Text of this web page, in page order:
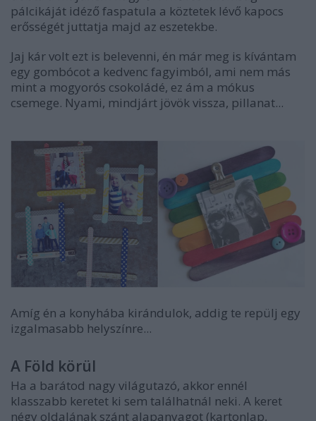
pálcikáját idéző faspatula a köztetek lévő kapocs
erősségét juttatja majd az eszetekbe.
Jaj kár volt ezt is belevenni, én már meg is kívántam
egy gombócot a kedvenc fagyimból, ami nem más
mint a mogyorós csokoládé, ez ám a mókus
csemege. Nyami, mindjárt jövök vissza, pillanat...
Amíg én a konyhába kirándulok, addig te repülj egy
izgalmasabb helyszínre...
A Föld körül
Ha a barátod nagy világutazó, akkor ennél
klasszabb keretet ki sem találhatnál neki. A keret
négy oldalának szánt alapanyagot (kartonlap,